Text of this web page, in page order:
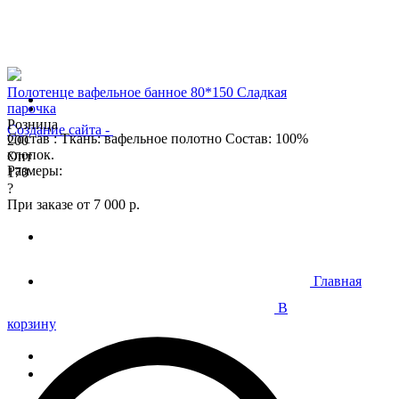
Состав : Ткань: вафельное полотно Состав: 100%
хлопок.
Размеры:
В
корзину
Полотенце вафельное банное 80*150 Сладкая
парочка
Розница
200
Опт
170
?
При заказе от 7 000 р.
Создание сайта -
Главная